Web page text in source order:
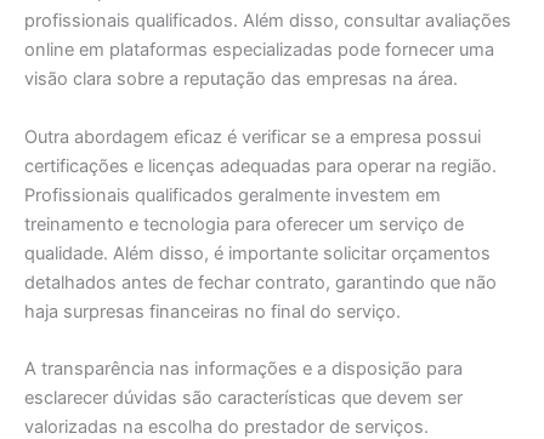
profissionais qualificados. Além disso, consultar avaliações
online em plataformas especializadas pode fornecer uma
visão clara sobre a reputação das empresas na área.
Outra abordagem eficaz é verificar se a empresa possui
certificações e licenças adequadas para operar na região.
Profissionais qualificados geralmente investem em
treinamento e tecnologia para oferecer um serviço de
qualidade. Além disso, é importante solicitar orçamentos
detalhados antes de fechar contrato, garantindo que não
haja surpresas financeiras no final do serviço.
A transparência nas informações e a disposição para
esclarecer dúvidas são características que devem ser
valorizadas na escolha do prestador de serviços.